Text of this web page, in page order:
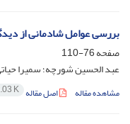
بررسی عوامل شادمانی از
صفحه76-110
عبد الحسین شورچه؛ سمیرا
مشاهده مقاله اصل مقاله K